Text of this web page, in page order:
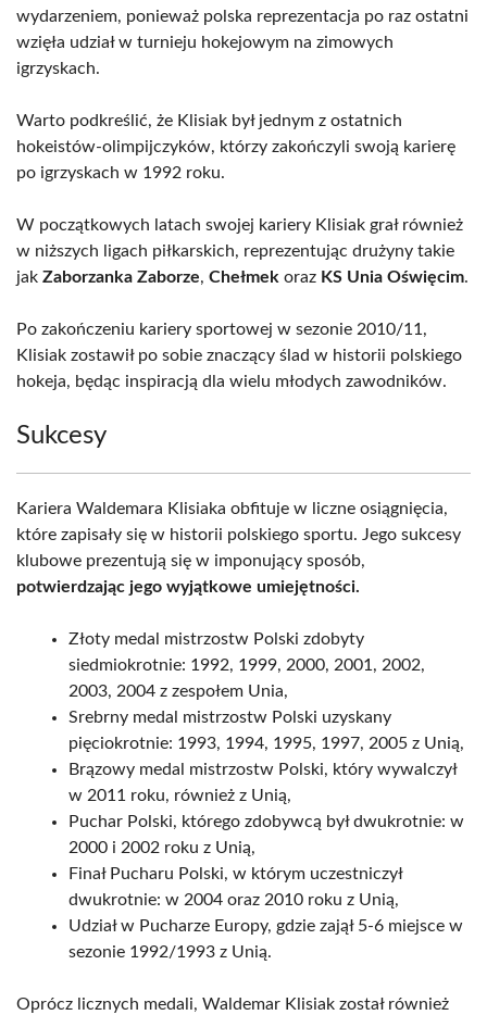
wydarzeniem, ponieważ polska reprezentacja po raz ostatni
wzięła udział w turnieju hokejowym na zimowych
igrzyskach.
Warto podkreślić, że Klisiak był jednym z ostatnich
hokeistów-olimpijczyków, którzy zakończyli swoją karierę
po igrzyskach w 1992 roku.
W początkowych latach swojej kariery Klisiak grał również
w niższych ligach piłkarskich, reprezentując drużyny takie
jak Zaborzanka Zaborze, Chełmek oraz KS Unia Oświęcim.
Po zakończeniu kariery sportowej w sezonie 2010/11,
Klisiak zostawił po sobie znaczący ślad w historii polskiego
hokeja, będąc inspiracją dla wielu młodych zawodników.
Sukcesy
Kariera Waldemara Klisiaka obfituje w liczne osiągnięcia,
które zapisały się w historii polskiego sportu. Jego sukcesy
klubowe prezentują się w imponujący sposób,
potwierdzając jego wyjątkowe umiejętności.
Złoty medal mistrzostw Polski zdobyty
siedmiokrotnie: 1992, 1999, 2000, 2001, 2002,
2003, 2004 z zespołem Unia,
Srebrny medal mistrzostw Polski uzyskany
pięciokrotnie: 1993, 1994, 1995, 1997, 2005 z Unią,
Brązowy medal mistrzostw Polski, który wywalczył
w 2011 roku, również z Unią,
Puchar Polski, którego zdobywcą był dwukrotnie: w
2000 i 2002 roku z Unią,
Finał Pucharu Polski, w którym uczestniczył
dwukrotnie: w 2004 oraz 2010 roku z Unią,
Udział w Pucharze Europy, gdzie zajął 5-6 miejsce w
sezonie 1992/1993 z Unią.
Oprócz licznych medali, Waldemar Klisiak został również